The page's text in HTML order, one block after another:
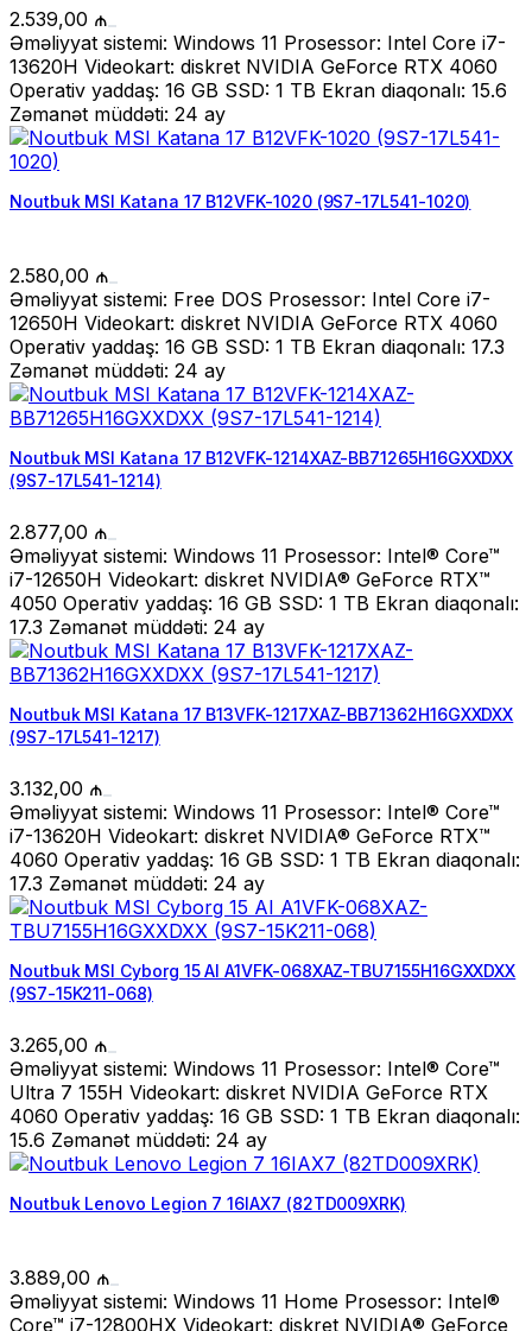
2.539,00 ₼
Əməliyyat sistemi: Windows 11 Prosessor: Intel Core i7-
13620H Videokart: diskret NVIDIA GeForce RTX 4060
Operativ yaddaş: 16 GB SSD: 1 TB Ekran diaqonalı: 15.6
Zəmanət müddəti: 24 ay
Noutbuk MSI Katana 17 B12VFK-1020 (9S7-17L541-1020)
2.580,00 ₼
Əməliyyat sistemi: Free DOS Prosessor: Intel Core i7-
12650H Videokart: diskret NVIDIA GeForce RTX 4060
Operativ yaddaş: 16 GB SSD: 1 TB Ekran diaqonalı: 17.3
Zəmanət müddəti: 24 ay
Noutbuk MSI Katana 17 B12VFK-1214XAZ-BB71265H16GXXDXX
(9S7-17L541-1214)
2.877,00 ₼
Əməliyyat sistemi: Windows 11 Prosessor: Intel® Core™
i7-12650H Videokart: diskret NVIDIA® GeForce RTX™
4050 Operativ yaddaş: 16 GB SSD: 1 TB Ekran diaqonalı:
17.3 Zəmanət müddəti: 24 ay
Noutbuk MSI Katana 17 B13VFK-1217XAZ-BB71362H16GXXDXX
(9S7-17L541-1217)
3.132,00 ₼
Əməliyyat sistemi: Windows 11 Prosessor: Intel® Core™
i7-13620H Videokart: diskret NVIDIA® GeForce RTX™
4060 Operativ yaddaş: 16 GB SSD: 1 TB Ekran diaqonalı:
17.3 Zəmanət müddəti: 24 ay
Noutbuk MSI Cyborg 15 AI A1VFK-068XAZ-TBU7155H16GXXDXX
(9S7-15K211-068)
3.265,00 ₼
Əməliyyat sistemi: Windows 11 Prosessor: Intel® Core™
Ultra 7 155H Videokart: diskret NVIDIA GeForce RTX
4060 Operativ yaddaş: 16 GB SSD: 1 TB Ekran diaqonalı:
15.6 Zəmanət müddəti: 24 ay
Noutbuk Lenovo Legion 7 16IAX7 (82TD009XRK)
3.889,00 ₼
Əməliyyat sistemi: Windows 11 Home Prosessor: Intel®
Core™ i7-12800HX Videokart: diskret NVIDIA® GeForce